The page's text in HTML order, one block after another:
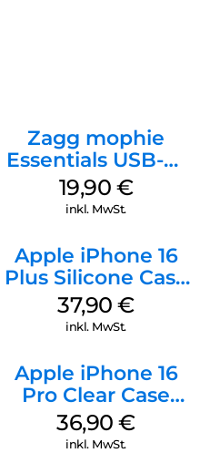
Zagg mophie
Essentials USB-C-
20W Charger PD
Weiß
19,90 €
inkl. MwSt.
Apple iPhone 16
Plus Silicone Case
MagSafe Lake
Green
37,90€
inkl. MwSt.
Apple iPhone 16
Pro Clear Case
MagSafe
Transparent
36,90€
inkl. MwSt.